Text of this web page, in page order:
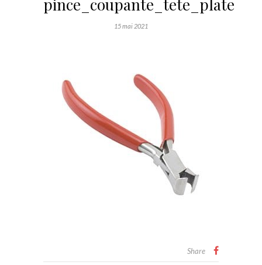
pince_coupante_tete_plate
15 mai 2021
Share